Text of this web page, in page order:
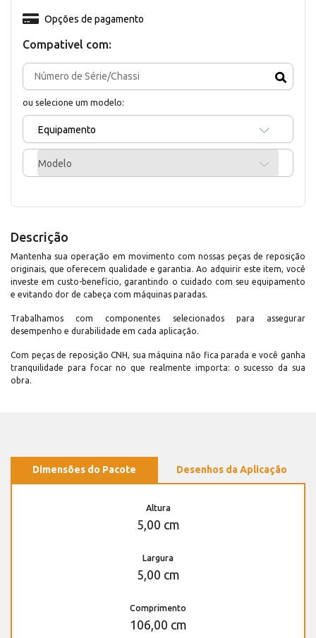
Compativel com:
ou selecione um modelo:
Equipamento
Modelo
Opções de pagamento
Descrição
Mantenha sua operação em movimento com nossas peças de reposição
originais, que oferecem qualidade e garantia. Ao adquirir este item, você
investe em custo-benefício, garantindo o cuidado com seu equipamento
e evitando dor de cabeça com máquinas paradas.
Trabalhamos com componentes selecionados para assegurar
desempenho e durabilidade em cada aplicação.
Com peças de reposição CNH, sua máquina não fica parada e você ganha
tranquilidade para focar no que realmente importa: o sucesso da sua
obra.
Dimensões do Pacote Desenhos da Aplicação
Altura
5,00 cm
Largura
5,00 cm
Comprimento
106,00 cm